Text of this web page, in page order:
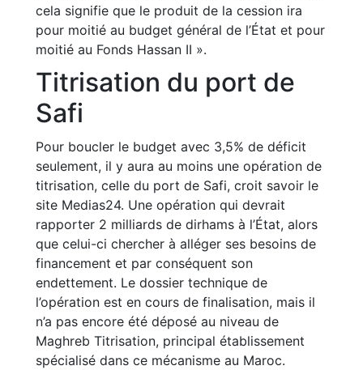
cela signifie que le produit de la cession ira
pour moitié au budget général de l’État et pour
moitié au Fonds Hassan II ».
Titrisation du port de
Safi
Pour boucler le budget avec 3,5% de déficit
seulement, il y aura au moins une opération de
titrisation, celle du port de Safi, croit savoir le
site Medias24. Une opération qui devrait
rapporter 2 milliards de dirhams à l’État, alors
que celui-ci chercher à alléger ses besoins de
financement et par conséquent son
endettement. Le dossier technique de
l’opération est en cours de finalisation, mais il
n’a pas encore été déposé au niveau de
Maghreb Titrisation, principal établissement
spécialisé dans ce mécanisme au Maroc.